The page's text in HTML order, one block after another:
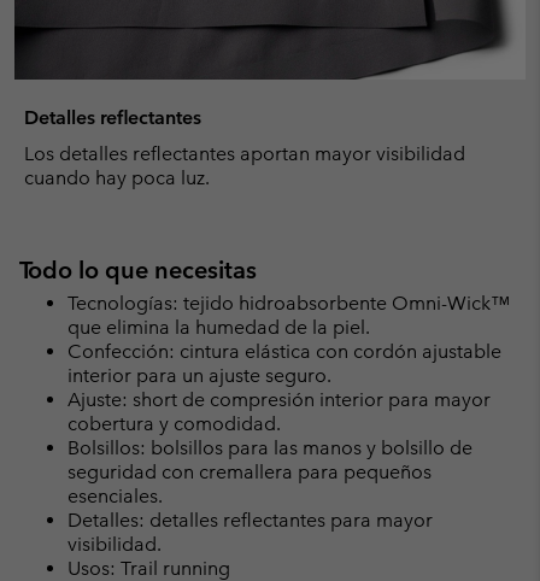
Detalles reflectantes
Los detalles reflectantes aportan mayor visibilidad
cuando hay poca luz.
Todo lo que necesitas
Tecnologías: tejido hidroabsorbente Omni-Wick™
que elimina la humedad de la piel.
Confección: cintura elástica con cordón ajustable
interior para un ajuste seguro.
Ajuste: short de compresión interior para mayor
cobertura y comodidad.
Bolsillos: bolsillos para las manos y bolsillo de
seguridad con cremallera para pequeños
esenciales.
Detalles: detalles reflectantes para mayor
visibilidad.
Usos: Trail running